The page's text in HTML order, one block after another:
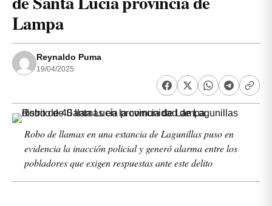
Lampa
Reynaldo Puma
19/04/2025
Robo de llamas en una estancia de Lagunillas puso en
evidencia la inacción policial y generó alarma entre los
pobladores que exigen respuestas ante este delito